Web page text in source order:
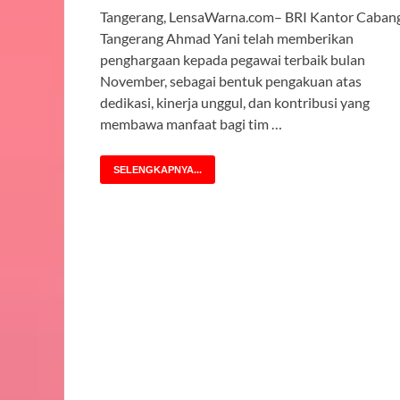
Tangerang, LensaWarna.com– BRI Kantor
Tangerang Ahmad Yani telah memberikan
penghargaan kepada pegawai terbaik bulan
November, sebagai bentuk pengakuan atas
dedikasi, kinerja unggul, dan kontribusi yang
membawa manfaat bagi tim …
SELENGKAPNYA...